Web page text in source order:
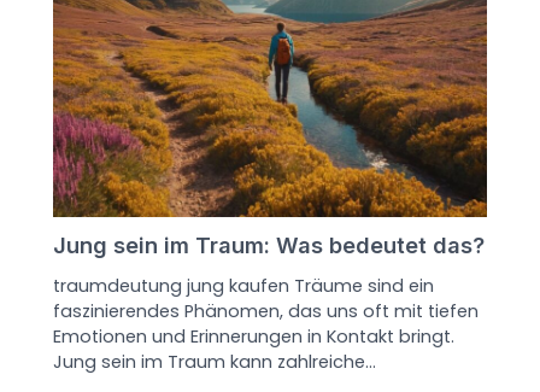
Jung sein im Traum: Was bedeutet das?
traumdeutung jung kaufen Träume sind ein
faszinierendes Phänomen, das uns oft mit tiefen
Emotionen und Erinnerungen in Kontakt bringt.
Jung sein im Traum kann zahlreiche…